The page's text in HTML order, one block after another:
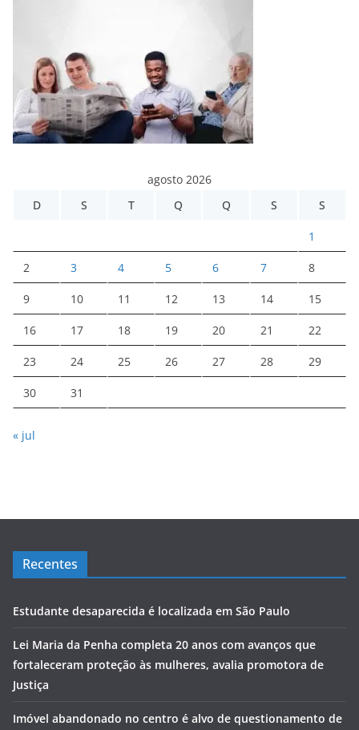
agosto 2026
D
S T Q Q S S
1
2 3 4 5 6 7 8
9 10 11 12 13 14 15
16 17 18 19 20 21 22
23 24 25 26 27 28 29
30 31
« jul
Recentes
Estudante desaparecida é localizada em São Paulo
Lei Maria da Penha completa 20 anos com avanços que
fortaleceram proteção às mulheres, avalia promotora de
Justiça
Imóvel abandonado no centro é alvo de questionamento de